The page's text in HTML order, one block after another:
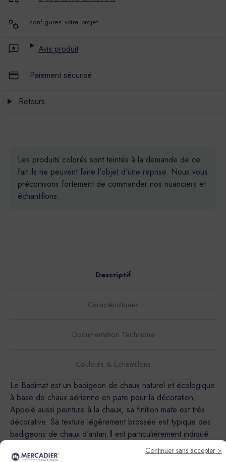
configurez votre projet
Avis produit
Paiement sécurisé
Retours
Les produits colorés sont teintés à la demande de ce
fait ils ne peuvent faire l'objet d'une reprise. Nous vous
préconisons fortement de commander nos nuanciers et
échantillons.
Descriptif
Caractéristiques
Documentation Technique
Couleurs & Échantillons
Le Badimat est un badigeon de chaux naturel et écologique
à base de chaux aérienne en pate pour la décoration.
Appelé aussi peinture à la chaux, sa finition mate est très
décorative. Sa texture légèrement brossée est typique des
badigeons de chaux d'antan.Il est particuliérement indiqué
pour les batiments historiques et d'interet artistique, dans
les programmes de revalorisation des vieux centres villes et
Continuer sans accepter >